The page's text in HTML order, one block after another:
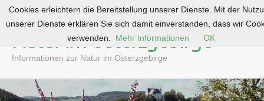
o
c
Natur im Osterzgebirge
Informationen zur Natur im Osterzgebirge
Cookies erleichtern die Bereitstellung unserer Dienste. Mit der
unserer Dienste erklären Sie sich damit einverstanden, dass wir
verwenden.
Mehr Informationen OK